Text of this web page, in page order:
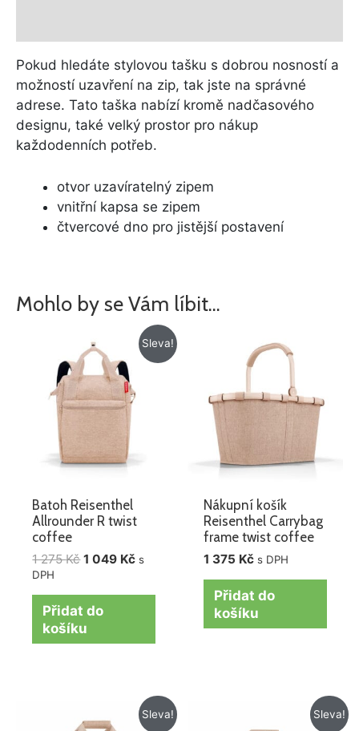
Pokud hledáte stylovou tašku s dobrou nosností a
možností uzavření na zip, tak jste na správné
adrese. Tato taška nabízí kromě nadčasového
designu, také velký prostor pro nákup
každodenních potřeb.
otvor uzavíratelný zipem
vnitřní kapsa se zipem
čtvercové dno pro jistější postavení
Mohlo by se Vám líbit…
Sleva!
Batoh Reisenthel
Allrounder R twist
coffee
1 275Kč
cena
byla:
1
275 Kč.
1 049 Kč
Aktuální
cena
049 Kč.
s
DPH
Přidat do
košíku
Nákupní košík
Reisenthel Carrybag
frame twist coffee
1 375 Kč s DPH
Přidat do
košíku
Sleva!
cena
Aktuální
cena
Sleva!
Aktuální
cena